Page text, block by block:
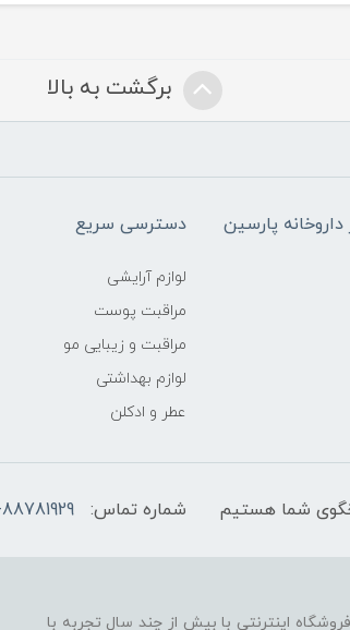
برگشت به بالا
داروخانه پارسین دسترسی سریع
لوازم آرایشی
مراقبت پوست
مراقبت و زیبایی مو
لوازم بهداشتی
عطر و ادکلن
شماره تماس: 88781929
اینترنتی با بیش از چند سال تجربه با